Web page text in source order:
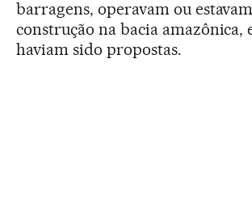
barragens, operavam ou
construção na bacia amazônica,
haviam sido propostas.